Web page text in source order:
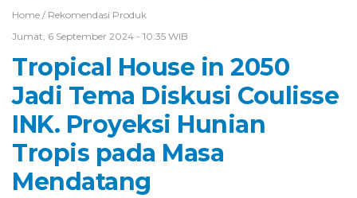
Home / Rekomendasi Produk
Jumat, 6 September 2024 - 10:35 WIB
Tropical House in 2050
Jadi Tema Diskusi Coulisse
INK. Proyeksi Hunian
Tropis pada Masa
Mendatang